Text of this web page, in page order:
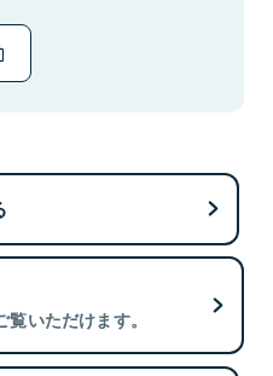
いただけます。